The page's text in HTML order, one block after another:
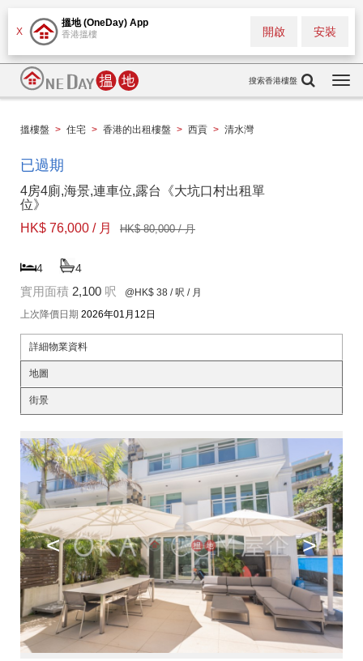
X
搵地 (OneDay) App
香港搵樓 安裝
開啟
搜索香港樓盤
搵樓盤 > 住宅 > 香港的出租樓盤 > 西貢 > 清水灣
已過期
4房4廁,海景,連車位,露台《大坑口村出租單
位》
HK$ 76,000 / 月
HK$ 80,000 / 月
4 4
實用面積 2,100 呎 @HK$ 38 / 呎 / 月
上次降價日期 2026年01月12日
詳細物業資料
地圖
街景
< >